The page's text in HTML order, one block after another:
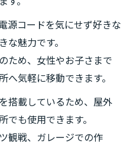
源コードを気にせず好きな
な魅力です。
ため、女性やお子さまで
へ気軽に移動できます。
を搭載しているため、屋外
でも使用できます。
観戦、ガレージでの作